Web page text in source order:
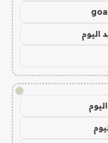
اليوم
!